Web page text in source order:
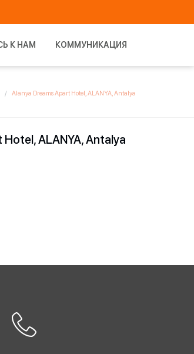
К НАМ КОММУНИКАЦИЯ
Alanya Dreams Apart Hotel, ALANYA, Antalya
ALANYA, Antalya